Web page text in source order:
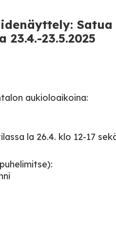
Satua
23.5.2025
aukioloaikoina:
la 26.4. klo 12-17 sekä